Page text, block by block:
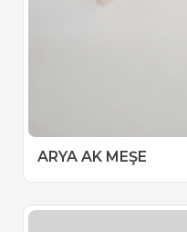
ARYA AK MEŞE